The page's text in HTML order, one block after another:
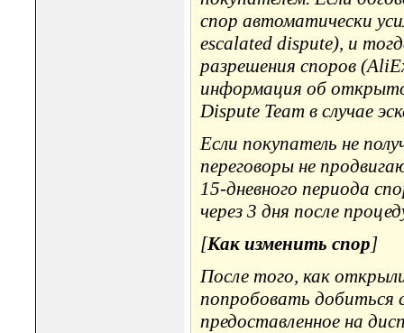
спор автоматически
escalated dispute), и
разрешения споров
информация об
Dispute Team в случае
Если покупатель не
переговоры не
15-дневного периода
через 3 дня после
[Как изменить спор]
После того, как
попробовать добиться
предоставленное на